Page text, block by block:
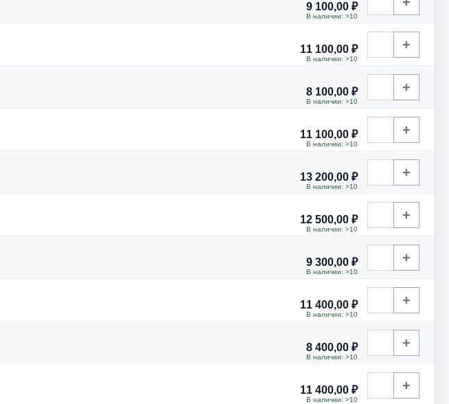
9 100,00 ₽
В наличии: >10
11 100,00 ₽
В наличии: >10
+
8 100,00 ₽
В наличии: >10
+
11 100,00 ₽
В наличии: >10
+
13 200,00 ₽
В наличии: >10
+
12 500,00 ₽
В наличии: >10
+
9 300,00 ₽
В наличии: >10
+
11 400,00 ₽
В наличии: >10
+
8 400,00 ₽
В наличии: >10
+
11 400,00 ₽
В наличии: >10
+